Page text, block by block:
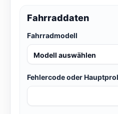
Fahrraddaten
Fahrradmodell
Fehlercode oder